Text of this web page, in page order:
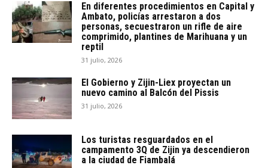
En diferentes procedimientos en Capital y
Ambato, policías arrestaron a dos
personas, secuestraron un rifle de aire
comprimido, plantines de Marihuana y un
reptil
31 julio, 2026
El Gobierno y Zijin-Liex proyectan un
nuevo camino al Balcón del Pissis
31 julio, 2026
Los turistas resguardados en el
campamento 3Q de Zijin ya descendieron
a la ciudad de Fiambalá